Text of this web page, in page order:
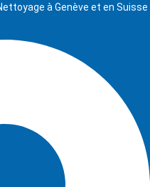
à Genève et en Suisse